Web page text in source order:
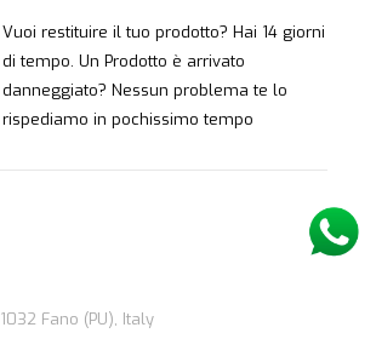
Vuoi restituire il tuo prodotto? Hai 14 giorni
di tempo. Un Prodotto è arrivato
danneggiato? Nessun problema te lo
rispediamo in pochissimo tempo
Fano (PU), Italy